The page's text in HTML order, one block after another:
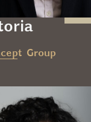
Group